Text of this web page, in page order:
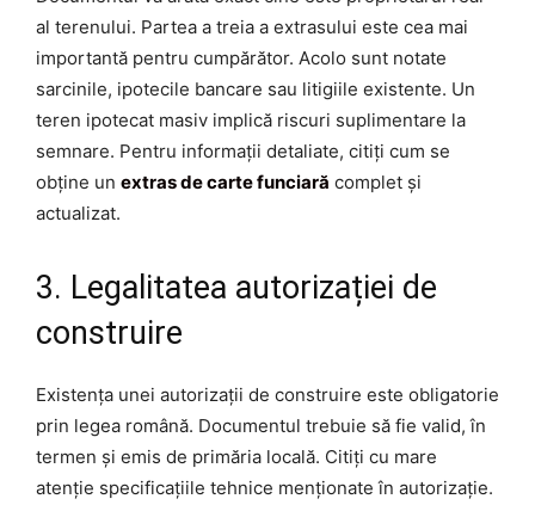
al terenului. Partea a treia a extrasului este cea mai
importantă pentru cumpărător. Acolo sunt notate
sarcinile, ipotecile bancare sau litigiile existente. Un
teren ipotecat masiv implică riscuri suplimentare la
semnare. Pentru informații detaliate, citiți cum se
obține un extras de carte funciară complet și
actualizat.
3. Legalitatea autorizației de
construire
Existența unei autorizații de construire este obligatorie
prin legea română. Documentul trebuie să fie valid, în
termen și emis de primăria locală. Citiți cu mare
atenție specificațiile tehnice menționate în autorizație.